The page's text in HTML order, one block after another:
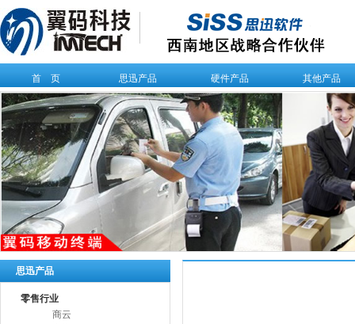
首 页 思迅产品 硬件产品 其他产品
思迅产品
零售行业
商云